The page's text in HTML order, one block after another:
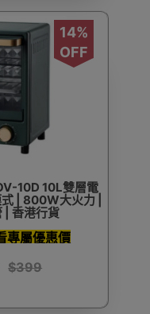
14%
OFF
10D 10L雙層電
| 800W大火力 |
| 香港行貨
專屬優惠價
$399